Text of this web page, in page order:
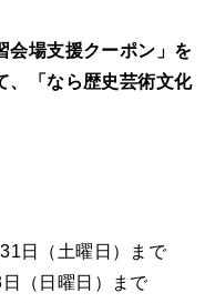
会場支援クーポン」を
、「なら歴史芸術文化
日（土曜日）まで
（日曜日）まで